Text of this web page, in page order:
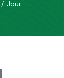
/ Jour